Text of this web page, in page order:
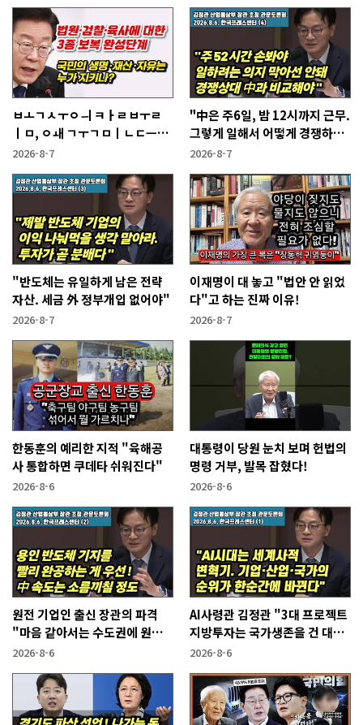
ㅂㅗㄱㅅㅜㅇㅢ ㅋㅏㄹㅂㅜㄹ
ㅣㅁ, ㅇㅙ ㄱㅜㄱㅁㅣㄴㄷㅡㄹ
ㅇㅣ ㄷㅏㅇㅎㅐㅇㅑ ㅎㅏㄴㅏ?
2026-8-7
"中은 주6일, 밤 12시까지 근무.
그렇게 일해서 어떻게 경쟁하냐
반문하더라"
2026-8-7
"반도체는 유일하게 남은 전략
자산. 세금 外 정부개입 없어야"
2026-8-7
이재명이 대 놓고 "법안 안 읽었
다"고 하는 진짜 이유!
2026-8-7
한동훈의 예리한 지적 "육해공
사 통합하면 쿠데타 쉬워진다"
2026-8-6
대통령이 당원 눈치 보며 헌법의
명령 거부, 발목 잡혔다!
2026-8-6
원전 기업인 출신 장관의 파격
"마음 같아서는 수도권에 원전
짓고싶다"
2026-8-6
AI사령관 김정관 "3대 프로젝트
지방투자는 국가생존을 건 대전
략"
2026-8-6